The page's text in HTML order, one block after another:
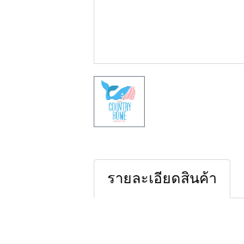
รายละเอียดสินค้า